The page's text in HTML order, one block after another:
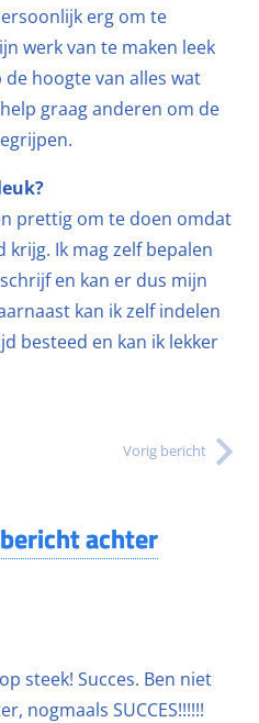
erg om te
werk van te maken leek
hoogte van alles wat
graag anderen om de
prettig om te doen omdat
Ik mag zelf bepalen
en kan er dus mijn
kan ik zelf indelen
besteed en kan ik lekker
Vorig bericht
achter
steek! Succes. Ben niet
nogmaals SUCCES!!!!!!